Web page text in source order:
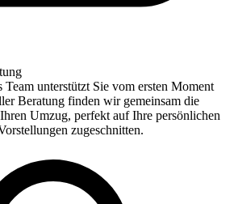
Team unterstützt Sie vom ersten Moment
Beratung finden wir gemeinsam die
Umzug, perfekt auf Ihre persönlichen
zugeschnitten.